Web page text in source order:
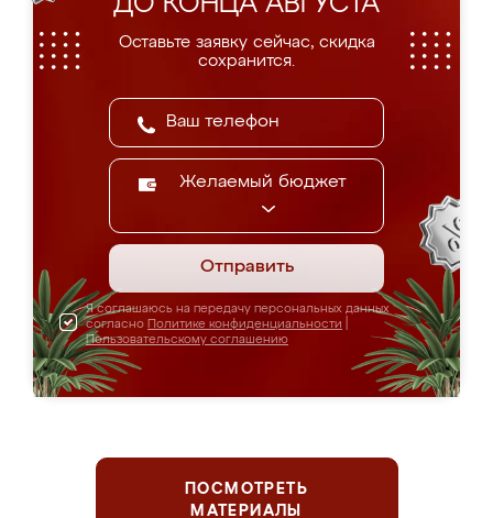
Оставьте заявку сейчас, скидка
сохранится.
Желаемый бюджет
Отправить
Я соглашаюсь на передачу персональных данных
согласно Политике конфиденциальности
Пользовательскому соглашению
ПОСМОТРЕТЬ
МАТЕРИАЛЫ